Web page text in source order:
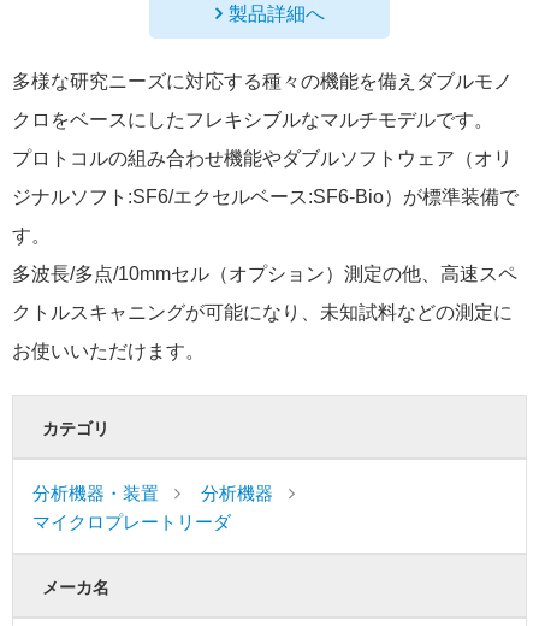
製品詳細へ
多様な研究ニーズに対応する種々の機能を備えダブルモノ
クロをベースにしたフレキシブルなマルチモデルです。
プロトコルの組み合わせ機能やダブルソフトウェア（オリ
ジナルソフト:SF6/エクセルベース:SF6-Bio）が標準装備で
す。
多波長/多点/10mmセル（オプション）測定の他、高速スペ
クトルスキャニングが可能になり、未知試料などの測定に
お使いいただけます。
カテゴリ
分析機器・装置
分析機器
マイクロプレートリーダ
メーカ名